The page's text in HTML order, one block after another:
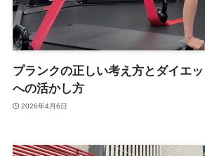
プランクの正しい考え方とダイエ
への活かし方
2026年4月6日